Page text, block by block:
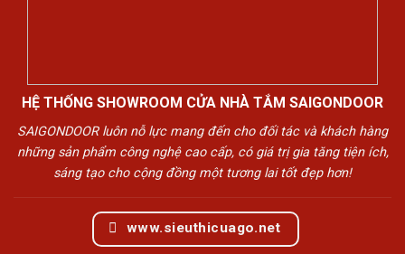
HỆ THỐNG SHOWROOM CỬA NHÀ TẮM SAIGONDOOR
SAIGONDOOR luôn nỗ lực mang đến cho đối tác và khách hàng
những sản phẩm công nghệ cao cấp, có giá trị gia tăng tiện ích,
sáng tạo cho cộng đồng một tương lai tốt đẹp hơn!
www.sieuthicuago.net